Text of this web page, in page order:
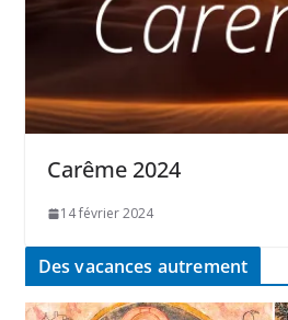
Carême 2024
14 février 2024
Des vacances autrement